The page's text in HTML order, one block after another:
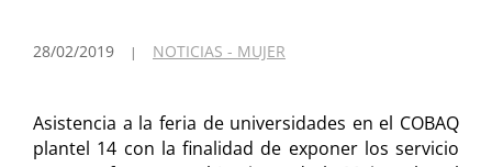
28/02/2019 NOTICIAS - MUJER
Asistencia a la feria de universidades en el COBAQ
plantel 14 con la finalidad de exponer los servicio